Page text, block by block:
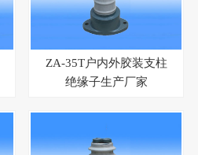
ZA-35T户内外胶装支柱
绝缘子生产厂家